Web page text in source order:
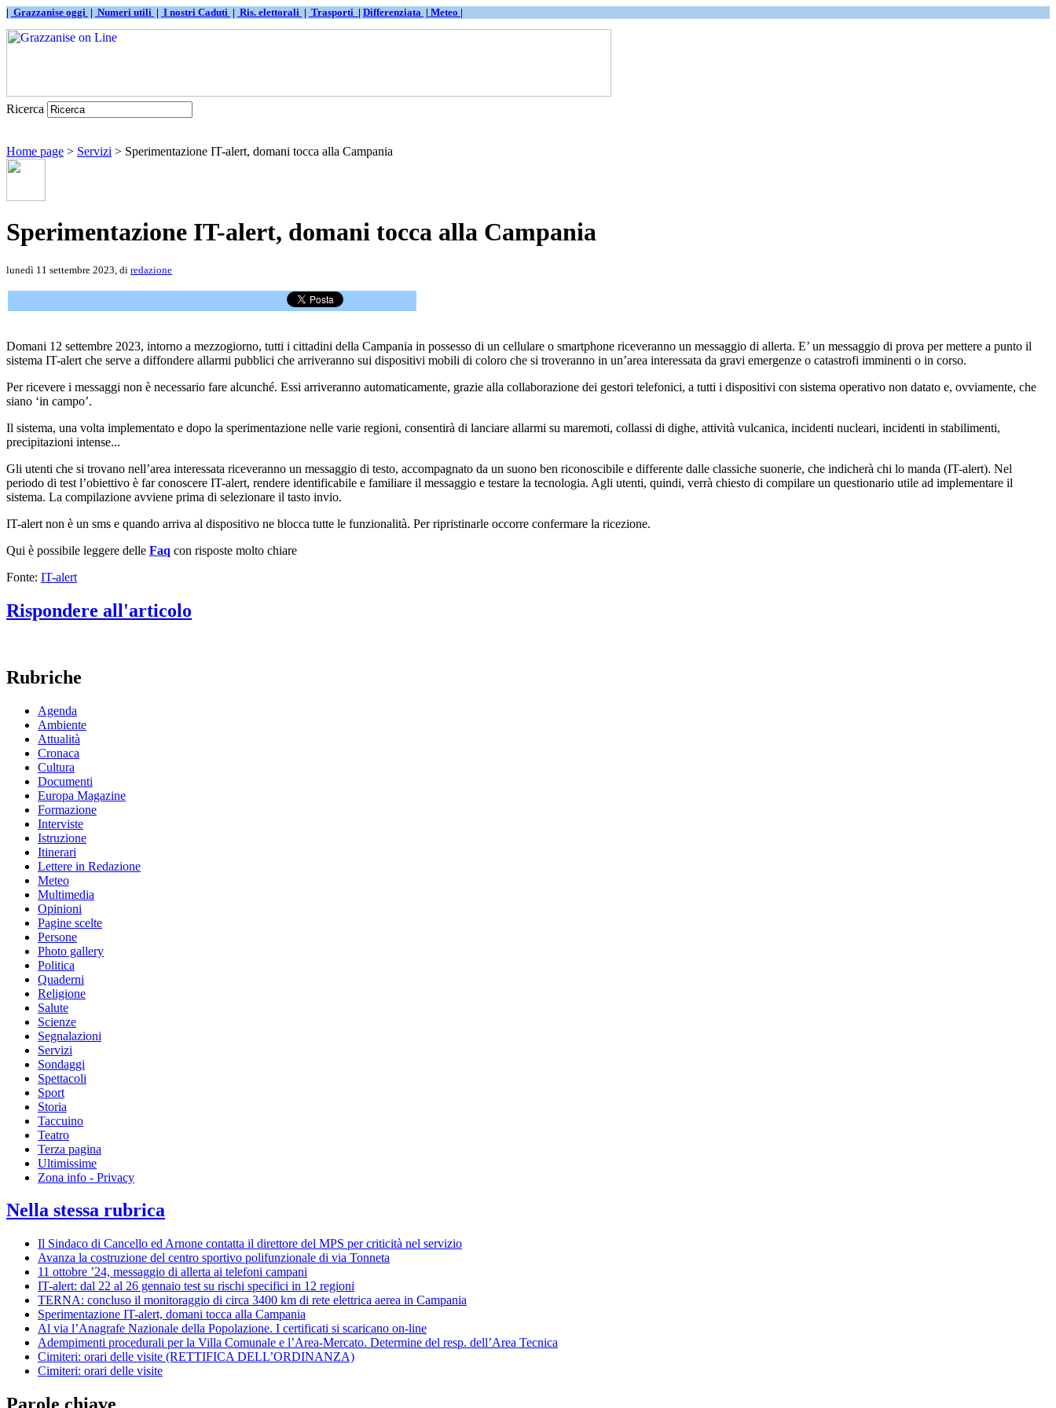
| Grazzanise oggi | Numeri utili | I nostri Caduti | Ris. elettorali | Trasporti | Differenziata | Meteo |
Ricerca
Home page > Servizi > Sperimentazione IT-alert, domani tocca alla Campania
Sperimentazione IT-alert, domani tocca alla Campania
lunedì 11 settembre 2023, di redazione
Domani 12 settembre 2023, intorno a mezzogiorno, tutti i cittadini della Campania in possesso di un cellulare o smartphone riceveranno un messaggio di allerta. E’ un messaggio di prova per mettere a punto il
sistema IT-alert che serve a diffondere allarmi pubblici che arriveranno sui dispositivi mobili di coloro che si troveranno in un’area interessata da gravi emergenze o catastrofi imminenti o in corso.
Per ricevere i messaggi non è necessario fare alcunché. Essi arriveranno automaticamente, grazie alla collaborazione dei gestori telefonici, a tutti i dispositivi con sistema operativo non datato e, ovviamente, che
siano ‘in campo’.
Il sistema, una volta implementato e dopo la sperimentazione nelle varie regioni, consentirà di lanciare allarmi su maremoti, collassi di dighe, attività vulcanica, incidenti nucleari, incidenti in stabilimenti,
precipitazioni intense...
Gli utenti che si trovano nell’area interessata riceveranno un messaggio di testo, accompagnato da un suono ben riconoscibile e differente dalle classiche suonerie, che indicherà chi lo manda (IT-alert). Nel
periodo di test l’obiettivo è far conoscere IT-alert, rendere identificabile e familiare il messaggio e testare la tecnologia. Agli utenti, quindi, verrà chiesto di compilare un questionario utile ad implementare il
sistema. La compilazione avviene prima di selezionare il tasto invio.
IT-alert non è un sms e quando arriva al dispositivo ne blocca tutte le funzionalità. Per ripristinarle occorre confermare la ricezione.
Qui è possibile leggere delle Faq con risposte molto chiare
Fonte: IT-alert
Rispondere all'articolo
Rubriche
Agenda
Ambiente
Attualità
Cronaca
Cultura
Documenti
Europa Magazine
Formazione
Interviste
Istruzione
Itinerari
Lettere in Redazione
Meteo
Multimedia
Opinioni
Pagine scelte
Persone
Photo gallery
Politica
Quaderni
Religione
Salute
Scienze
Segnalazioni
Servizi
Sondaggi
Spettacoli
Sport
Storia
Taccuino
Teatro
Terza pagina
Ultimissime
Zona info - Privacy
Nella stessa rubrica
Il Sindaco di Cancello ed Arnone contatta il direttore del MPS per criticità nel servizio
Avanza la costruzione del centro sportivo polifunzionale di via Tonneta
11 ottobre ’24, messaggio di allerta ai telefoni campani
IT-alert: dal 22 al 26 gennaio test su rischi specifici in 12 regioni
TERNA: concluso il monitoraggio di circa 3400 km di rete elettrica aerea in Campania
Sperimentazione IT-alert, domani tocca alla Campania
Al via l’Anagrafe Nazionale della Popolazione. I certificati si scaricano on-line
Adempimenti procedurali per la Villa Comunale e l’Area-Mercato. Determine del resp. dell’Area Tecnica
Cimiteri: orari delle visite (RETTIFICA DELL’ORDINANZA)
Cimiteri: orari delle visite